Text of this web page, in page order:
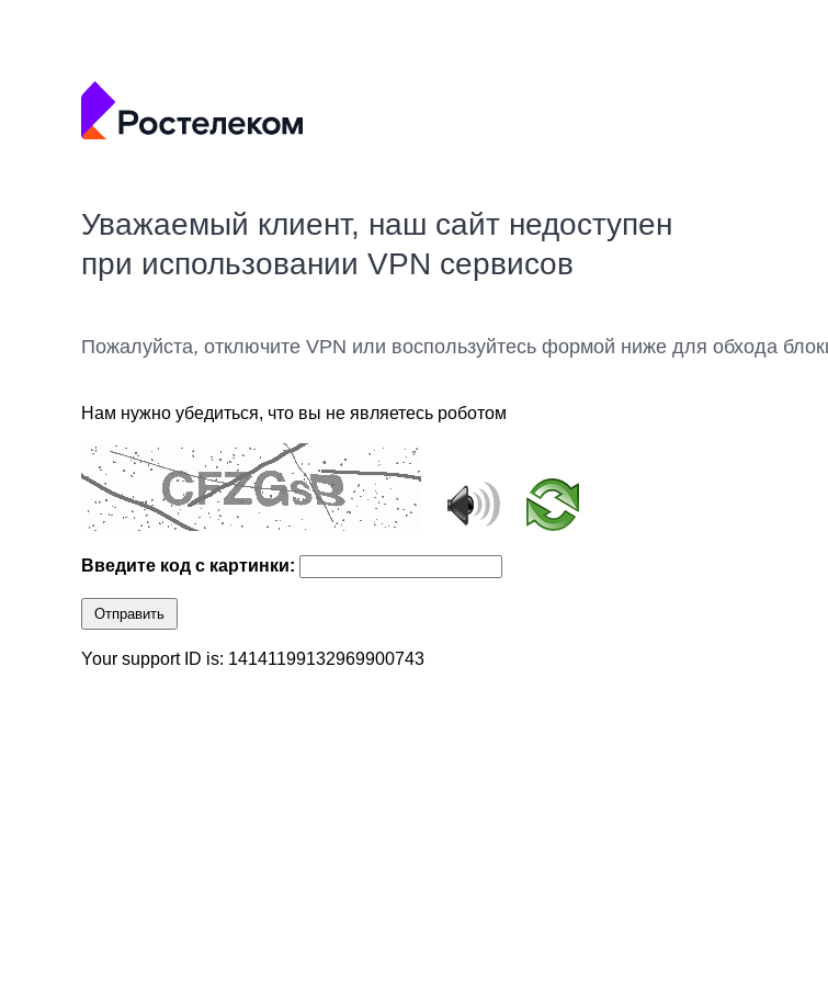
Уважаемый клиент, наш сайт недоступен
при использовании VPN сервисов
Пожалуйста, отключите VPN или воспользуйтесь формой ниже для обхода
Нам нужно убедиться, что вы не являетесь роботом
Введите код с картинки:
Отправить
Your support ID is: 14141199132969900743